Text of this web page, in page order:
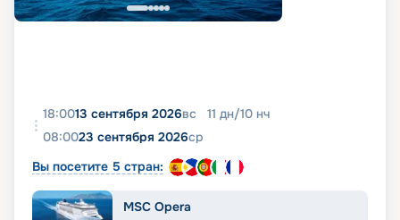
18:0013 сентября 2026вс 11 дн/10 нч
08:0023 сентября 2026ср
Вы посетите 5 стран:
MSC Opera